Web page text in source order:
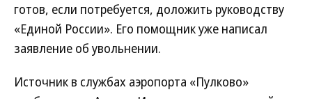
готов, если потребуется, доложить руководству
«Единой России». Его помощник уже написал
заявление об увольнении.
Источник в службах аэропорта «Пулково»